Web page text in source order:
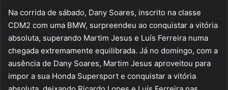
Na corrida de sábado, Dany Soares, inscrito na classe
CDM2 com uma BMW, surpreendeu ao conquistar a vitória
absoluta, superando Martim Jesus e Luís Ferreira numa
chegada extremamente equilibrada. Já no domingo, com a
ausência de Dany Soares, Martim Jesus aproveitou para
impor a sua Honda Supersport e conquistar a vitória